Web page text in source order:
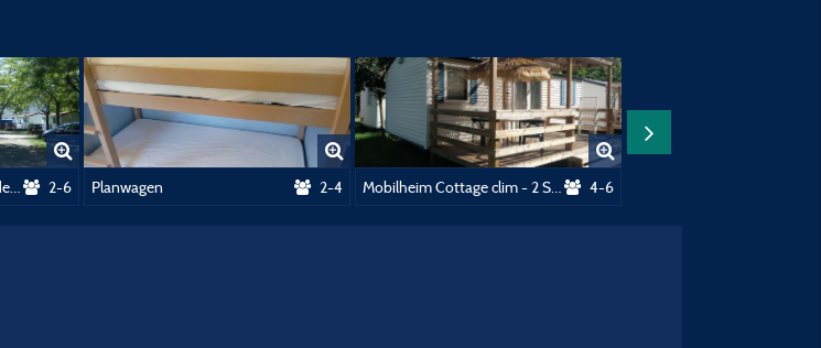
Stellplatz 2 person + Zelt oder Wohnwagen + auto 2-6 Planwagen 2-4 Mobilheim Cottage clim - 2 Schlafzimmer + Klimaanlage 4-6